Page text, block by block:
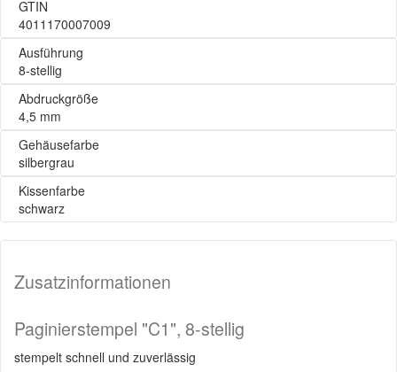
GTIN
4011170007009
Ausführung
8-stellig
Abdruckgröße
4,5 mm
Gehäusefarbe
silbergrau
Kissenfarbe
schwarz
Zusatzinformationen
Paginierstempel "C1", 8-stellig
stempelt schnell und zuverlässig